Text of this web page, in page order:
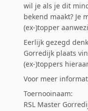
wil je als je dit
bekend maakt? Je
(ex-)topper
Eerlijk gezegd
Gorredijk plaats
(ex-)toppers
Voor meer
Toernooinaam:
RSL Master